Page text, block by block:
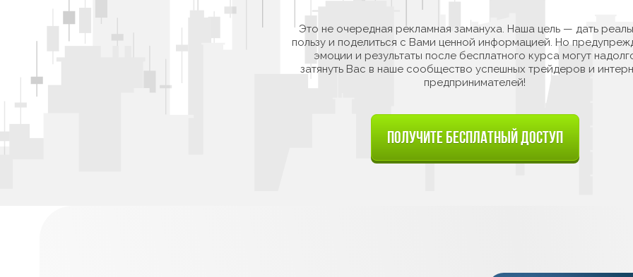
Это не очередная рекламная замануха. Наша цель — дать
пользу и поделиться с Вами ценной информацией. Но
эмоции и результаты после бесплатного курса могут
затянуть Вас в наше сообщество успешных трейдеров и
предпринимателей!
ПОЛУЧИТЕ БЕСПЛАТНЫЙ ДОСТУП